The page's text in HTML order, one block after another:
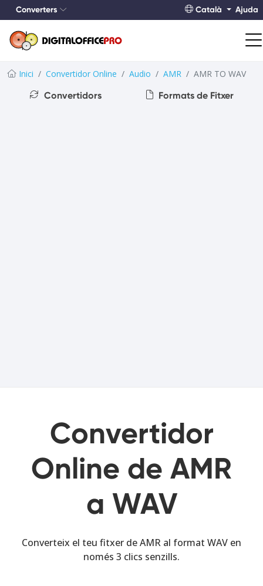
Converters Català Ajuda
Inici Convertidor Online Audio AMR
AMR TO WAV
Convertidors
Formats de Fitxer
Convertidor
Online de AMR
a WAV
Converteix el teu fitxer de AMR al format WAV en
només 3 clics senzills.